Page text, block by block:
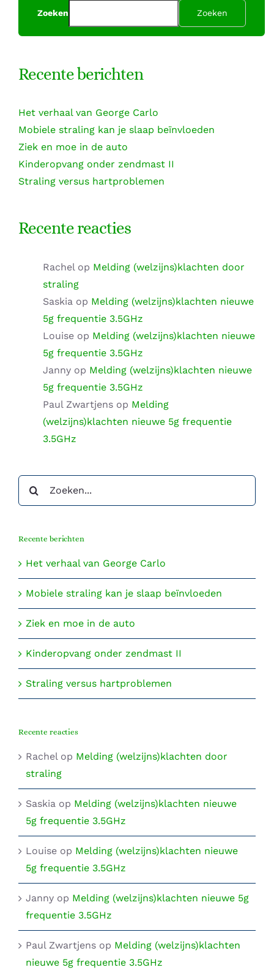
Zoeken Zoeken
Recente berichten
Het verhaal van George Carlo
Mobiele straling kan je slaap beïnvloeden
Ziek en moe in de auto
Kinderopvang onder zendmast II
Straling versus hartproblemen
Recente reacties
Rachel op Melding (welzijns)klachten door
straling
Saskia op Melding (welzijns)klachten nieuwe
5g frequentie 3.5GHz
Louise op Melding (welzijns)klachten nieuwe
5g frequentie 3.5GHz
Janny op Melding (welzijns)klachten nieuwe
5g frequentie 3.5GHz
Paul Zwartjens op Melding
(welzijns)klachten nieuwe 5g frequentie
3.5GHz
naar:
Recente berichten
Het verhaal van George Carlo
Mobiele straling kan je slaap beïnvloeden
Ziek en moe in de auto
Kinderopvang onder zendmast II
Straling versus hartproblemen
Recente reacties
Rachelop Melding (welzijns)klachten door
straling
Saskia op Melding (welzijns)klachten nieuwe
5g frequentie 3.5GHz
Louise op Melding (welzijns)klachten nieuwe
5g frequentie 3.5GHz
Janny op Melding (welzijns)klachten nieuwe 5g
frequentie 3.5GHz
Paul Zwartjens op Melding (welzijns)klachten
nieuwe 5g frequentie 3.5GHz